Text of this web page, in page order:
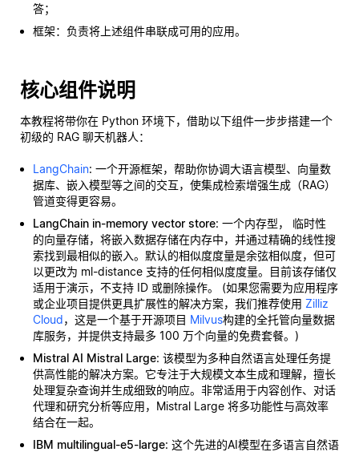
答；
框架：负责将上述组件串联成可用的应用。
核心组件说明
本教程将带你在 Python 环境下，借助以下组件一步步搭建一个
初级的 RAG 聊天机器人：
LangChain: 一个开源框架，帮助你协调大语言模型、向量数
据库、嵌入模型等之间的交互，使集成检索增强生成（RAG）
管道变得更容易。
LangChain in-memory vector store: 一个内存型， 临时性
的向量存储，将嵌入数据存储在内存中，并通过精确的线性搜
索找到最相似的嵌入。默认的相似度度量是余弦相似度，但可
以更改为 ml-distance 支持的任何相似度度量。目前该存储仅
适用于演示，不支持 ID 或删除操作。 (如果您需要为应用程序
或企业项目提供更具扩展性的解决方案，我们推荐使用 Zilliz
Cloud，这是一个基于开源项目 Milvus构建的全托管向量数据
库服务，并提供支持最多 100 万个向量的免费套餐。)
Mistral AI Mistral Large: 该模型为多种自然语言处理任务提
供高性能的解决方案。它专注于大规模文本生成和理解，擅长
处理复杂查询并生成细致的响应。非常适用于内容创作、对话
代理和研究分析等应用，Mistral Large 将多功能性与高效率
结合在一起。
IBM multilingual-e5-large: 这个先进的AI模型在多语言自然语